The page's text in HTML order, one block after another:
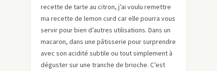
recette de tarte au citron, j’ai voulu remettre
ma recette de lemon curd car elle pourra vous
servir pour bien d’autres utilisations. Dans un
macaron, dans une pâtisserie pour surprendre
avec son acidité subtile ou tout simplement à
déguster sur une tranche de brioche. C’est